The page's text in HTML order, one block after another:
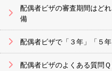
配偶者ビザの審査期間はど
備
配偶者ビザで「３年」「５
配偶者ビザのよくある質問Ｑ